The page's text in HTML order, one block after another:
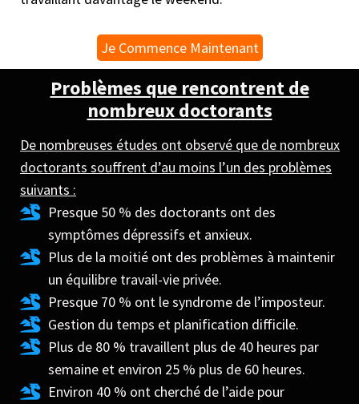
Je Commence Maintenant
Problèmes que rencontrent de
nombreux doctorants
De nombreuses études ont observé que de nombreux
doctorants souffrent d’au moins l’un des problèmes
suivants :
Presque 50 % des doctorants ont des
symptômes dépressifs et anxieux.
Plus de la moitié ont des problèmes à maintenir
un équilibre travail-vie privée.
Presque 70 % ont le syndrome de l’imposteur.
Gestion du temps et planification difficile.
Plus de 80 % travaillent plus de 40 heures par
semaine et environ 25 % plus de 60 heures.
Environ 40 % ont cherché de l’aide pour